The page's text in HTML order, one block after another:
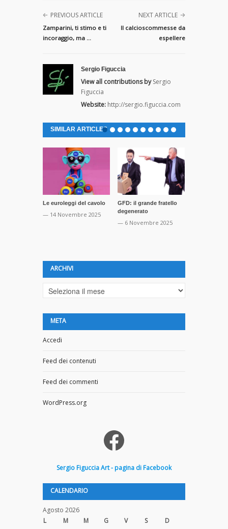
PREVIOUS ARTICLE
Zamparini, ti stimo e ti
incoraggio, ma ...
NEXT ARTICLE
Il calcioscommesse da
espellere
Sergio Figuccia
View all contributions by Sergio
Figuccia
Website: http://sergio.figuccia.com
SIMILAR ARTICLES
Le euroleggi del cavolo
— 14 Novembre 2025
GFD: il grande fratello
degenerato
— 6 Novembre 2025
ARCHIVI
Archivi
META
Accedi
Feed dei contenuti
Feed dei commenti
WordPress.org
Facebook
SergioFigucciaArt - pagina di Facebook
CALENDARIO
Agosto 2026
L
M M G V S
D